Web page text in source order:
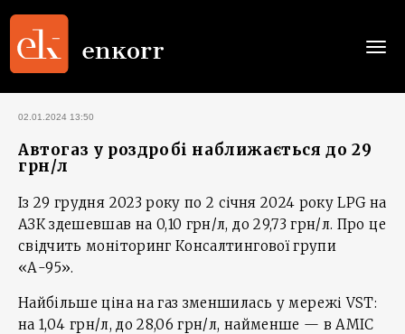
02.01.2024 13:50
Автогаз у роздробі наближається до 29
грн/л
Із 29 грудня 2023 року по 2 січня 2024 року LPG на
АЗК здешевшав на 0,10 грн/л, до 29,73 грн/л. Про це
свідчить моніторинг Консалтингової групи
«А-95».
Найбільше ціна на газ зменшилась у мережі VST:
на 1,04 грн/л, до 28,06 грн/л, найменше — в АМІС